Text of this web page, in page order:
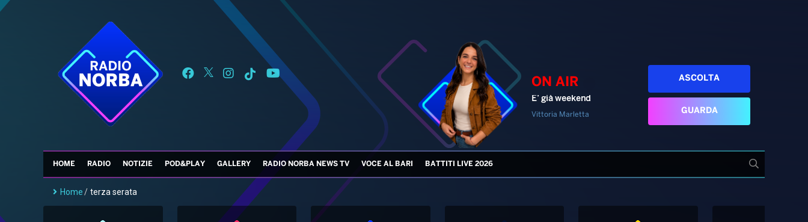
ON AIR
E’ già weekend
Vittoria Marletta
ASCOLTA
GUARDA
HOME RADIO NOTIZIE POD&PLAY GALLERY RADIO NORBA NEWS TV VOCE AL BARI BATTITI LIVE 2026
Home/ terza serata